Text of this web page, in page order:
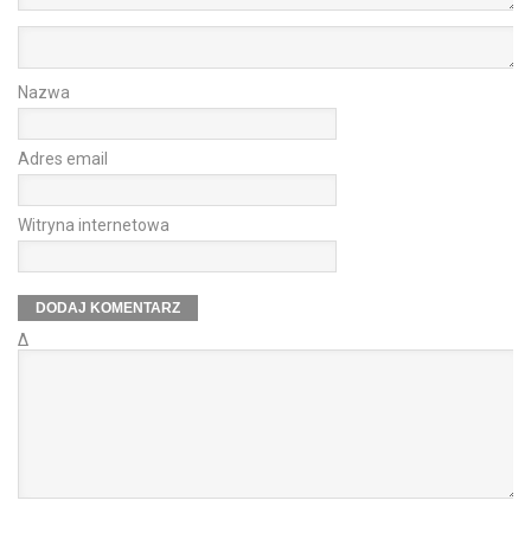
Nazwa
Adres email
Witryna internetowa
Δ